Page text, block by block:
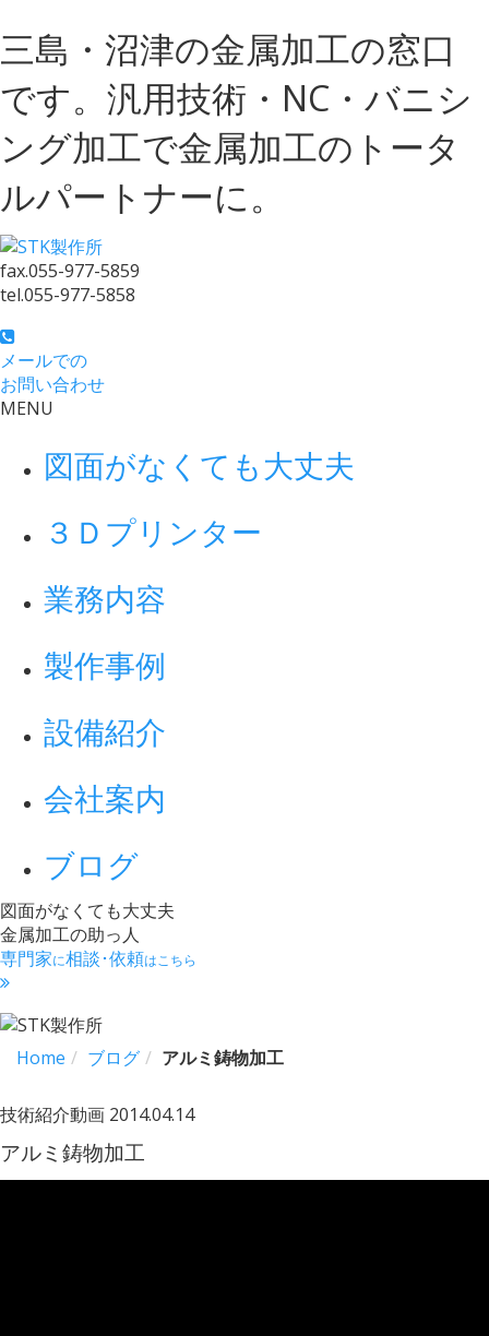
三島・沼津の金属加工の窓口
です。汎用技術・NC・バニシ
ング加工で金属加工のトータ
ルパートナーに。
fax.055-977-5859
tel.055-977-5858
メールでの
お問い合わせ
MENU
図面がなくても大丈夫
３Ｄプリンター
業務内容
製作事例
設備紹介
会社案内
ブログ
図面がなくても大丈夫
金属加工の助っ人
専門家に相談･依頼はこちら
Home ブログ アルミ鋳物加工
技術紹介動画 2014.04.14
アルミ鋳物加工